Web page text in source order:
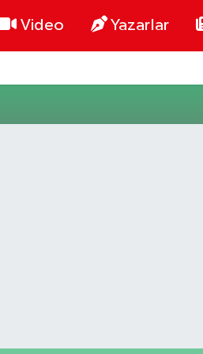
Video Yazarlar